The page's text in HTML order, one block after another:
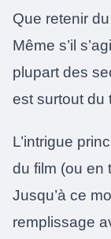
Que retenir
Même s’il
plupart des
est surtout du
L’intrigue
du film (ou en
Jusqu’à ce
remplissage